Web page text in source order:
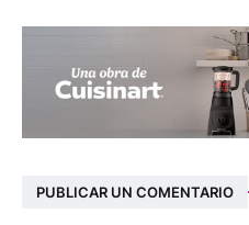
PUBLICAR UN COMENTARIO